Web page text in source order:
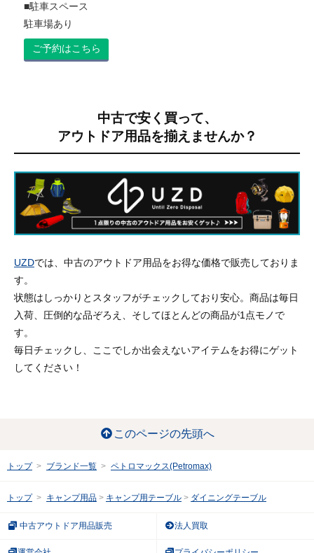
■駐車スペース
駐車場あり
ご予約はこちら
中古で安く買って、
アウトドア用品を揃えませんか？
UZDでは、中古のアウトドア用品をお得な価格で販売しておりま
す。
状態はしっかりとスタッフがチェックしており安心。商品は毎日
入荷、圧倒的な品ぞろえ、そしてほとんどの商品が1点モノで
す。
毎日チェックし、ここでしか出会えないアイテムをお得にゲット
してください！
このページの先頭へ
トップ ブランド一覧 ペトロマックス(Petromax)
トップ キャンプ用品 キャンプ用テーブル ダイニングテーブル
中古アウトドア用品販売 法人買取